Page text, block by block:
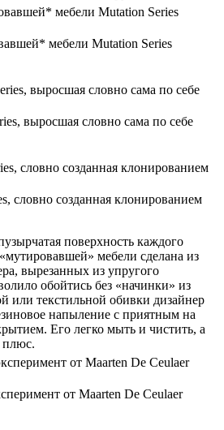
мебели Mutation Series
выросшая словно сама по себе
словно созданная клонированием
поверхность каждого
мебели сделана из
вырезанных из упругого
обойтись без «начинки» из
или текстильной обивки дизайнер
напыление с приятным на
Его легко мыть и чистить, а
плюс.
от Maarten De Ceulaer